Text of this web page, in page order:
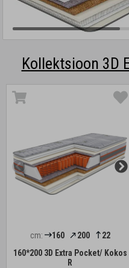
Kollektsioon 3D
cm: 160 200
22
160*200 3D Extra Pocket/ Kokos
R